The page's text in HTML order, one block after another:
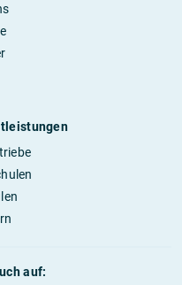
auf: